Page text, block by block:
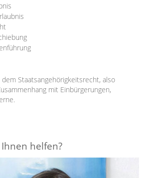
Staatsangehörigkeitsrecht, also
mit Einbürgerungen,
helfen?